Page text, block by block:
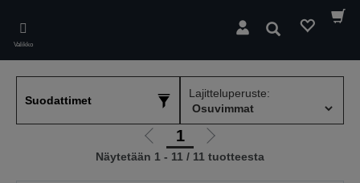
main
content
Valikko
Hae
Suodattimet
Lajitteluperuste:
Siirry
edelliselle
1
Siirry
seuraavalle
Näytetään 1 - 11 / 11 tuotteesta